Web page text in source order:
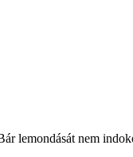
lemondását nem